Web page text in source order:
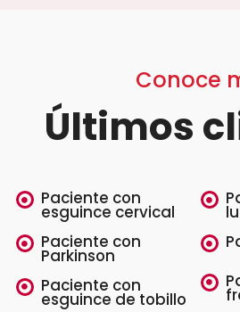
Conoce
Últimos
Paciente con
esguince cervical
Paciente con
Parkinson
Paciente con
esguince de tobillo